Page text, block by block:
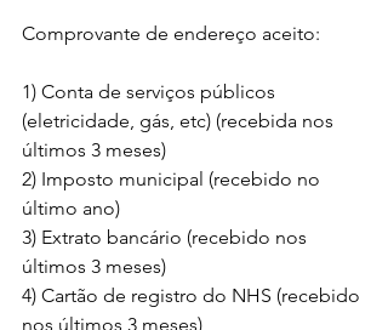
Comprovante de endereço aceito:
1) Conta de serviços públicos
(eletricidade, gás, etc) (recebida nos
últimos 3 meses)
2) Imposto municipal (recebido no
último ano)
3) Extrato bancário (recebido nos
últimos 3 meses)
4) Cartão de registro do NHS (recebido
nos últimos 3 meses)